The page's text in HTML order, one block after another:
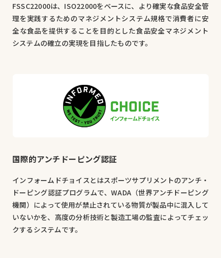
FSSC22000は、ISO22000をベースに、より確実な食品安全管
理を実践するためのマネジメントシステム規格で消費者に安
全な食品を提供することを目的とした食品安全マネジメント
システムの確立の実現を目指したものです。
国際的アンチドーピング認証
インフォームドチョイスとはスポーツサプリメントのアンチ・
ドーピング認証プログラムで、WADA（世界アンチドーピング
機関）によって使用が禁止されている物質が製品中に混入して
いないかを、高度の分析技術と製造工場の監査によってチェッ
クするシステムです。